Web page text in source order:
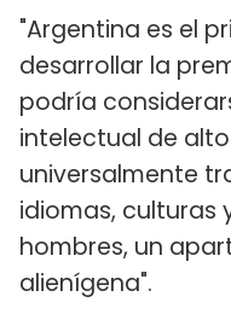
"Argentina es el
desarrollar la
podría
intelectual de
universalmente
idiomas, culturas
hombres, un
alienígena".